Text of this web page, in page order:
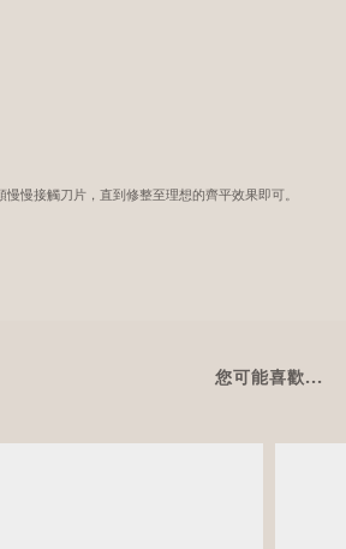
慢接觸刀片，直到修整至理想的齊平效果即可。
您可能喜歡...